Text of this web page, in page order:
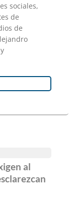
sociales,
de
de
al